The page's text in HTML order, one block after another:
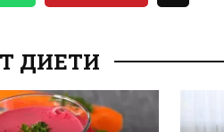
ДИЕТИ